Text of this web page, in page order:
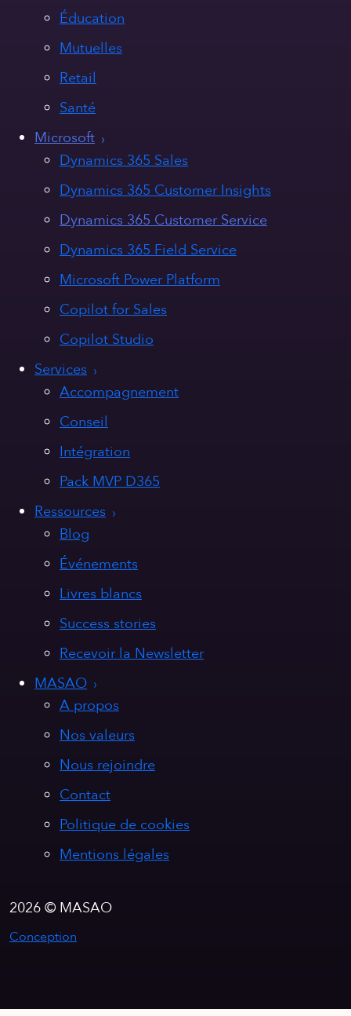
Éducation
Mutuelles
Retail
Santé
Microsoft
Dynamics 365 Sales
Dynamics 365 Customer Insights
Dynamics 365 Customer Service
Dynamics 365 Field Service
Microsoft Power Platform
Copilot for Sales
Copilot Studio
Services
Accompagnement
Conseil
Intégration
Pack MVP D365
Ressources
Blog
Événements
Livres blancs
Success stories
Recevoir la Newsletter
MASAO
A propos
Nos valeurs
Nous rejoindre
Contact
Politique de cookies
Mentions légales
2026 © MASAO
Conception